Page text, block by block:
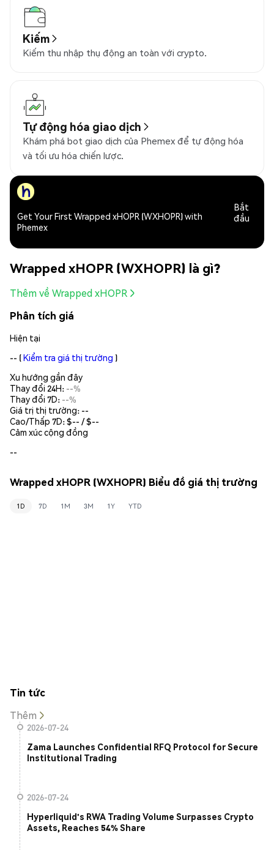
Kiếm
Kiếm thu nhập thụ động an toàn với crypto.
Tự động hóa giao dịch
Khám phá bot giao dịch của Phemex để tự động hóa
và tối ưu hóa chiến lược.
Get Your First Wrapped xHOPR (WXHOPR) with
Phemex
Bắt
đầu
Wrapped xHOPR (WXHOPR) là gì?
Thêm về Wrapped xHOPR
Phân tích giá
Hiện tại
-- (Kiểm tra giá thị trường )
Xu hướng gần đây
Thay đổi 24H: --%
Thay đổi 7D: --%
Giá trị thị trường: --
Cao/Thấp 7D: $-- / $--
Cảm xúc cộng đồng
--
Wrapped xHOPR (WXHOPR) Biểu đồ giá thị trường
1D 7D 1M 3M 1Y YTD
Tin tức
Thêm
2026-07-24
Zama Launches Confidential RFQ Protocol for Secure
Institutional Trading
2026-07-24
Hyperliquid's RWA Trading Volume Surpasses Crypto
Assets, Reaches 54% Share